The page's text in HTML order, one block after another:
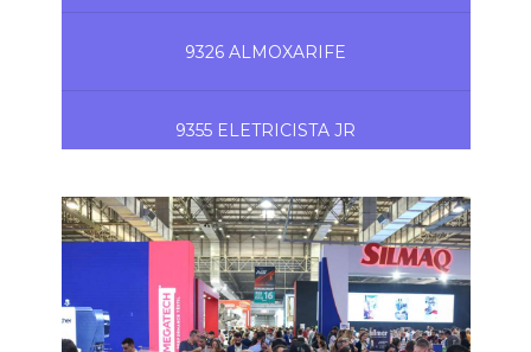
9326 ALMOXARIFE
9355 ELETRICISTA JR